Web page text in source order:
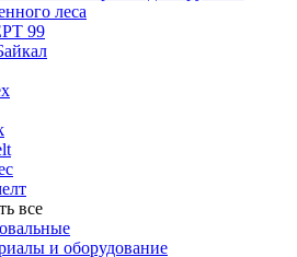
леса
99
все
и оборудование